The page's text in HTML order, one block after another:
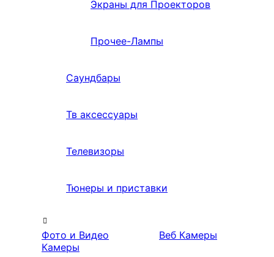
Экраны для Проекторов
Прочее-Лампы
Саундбары
Тв аксессуары
Телевизоры
Тюнеры и приставки
Фото и Видео
Камеры
Веб Камеры